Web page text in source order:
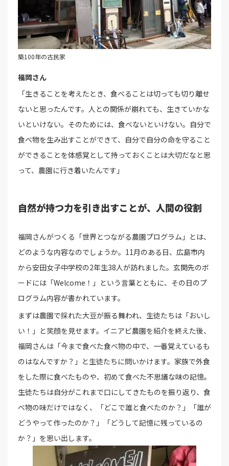
築100年の古民家
福岡さん
「生きることを考えたとき、食べることは切っても切り離せ
ないと思ったんです。人との関係が崩れても、生きていかな
いといけない。そのためには、食べないといけない。自分で
食べ物を生み出すことができて、自分で自分の命を守ること
ができることを体感覚として持っておくことは大切だなと思
って、農園に行き着いたんです」
自然が持つ力を引き出すことが、人間の役割
福岡さんがつくる「世界とつながる農園プログラム」とは、
どのような内容なのでしょうか。11月のある日、広島市内
から安田女子中学校の2年生38人が訪れました。玄関先のボ
ードには「Welcome！」という言葉とともに、その日のプ
ログラム内容が書かれています。
まずは農園で採れた大豆が振る舞われ、生徒たちは「おいし
い！」と笑顔を見せます。イニアビ農園を紹介を終えた後、
福岡さんは「今まで食べた食べ物の中で、一番覚えているも
のはなんですか？」と生徒たちに問いかけます。家族で外食
をした際に食べたものや、初めて食べた不思議な味の記憶。
生徒たちは自分がこれまで口にしてきたものを振り返り、食
べ物の味だけではなく、「どこで誰と食べたのか？」「誰が
どうやって作ったのか？」「どうして記憶に残っているの
か？」を思い出します。